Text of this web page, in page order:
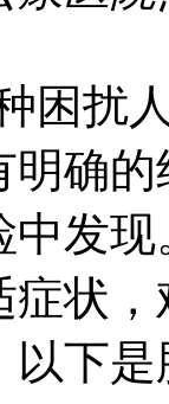
扰人
明确
发
症状
下